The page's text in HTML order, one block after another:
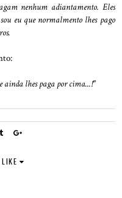
nenhum adiantamento. Eles
eu que normalmento lhes pago
ainda lhes paga por cima...!"